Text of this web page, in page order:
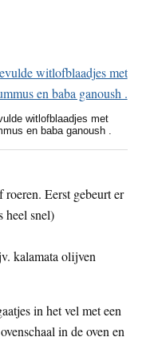
witlofblaadjes met
en baba ganoush .
Eerst gebeurt er
heel snel)
kalamata olijven
in het vel met een
in de oven en